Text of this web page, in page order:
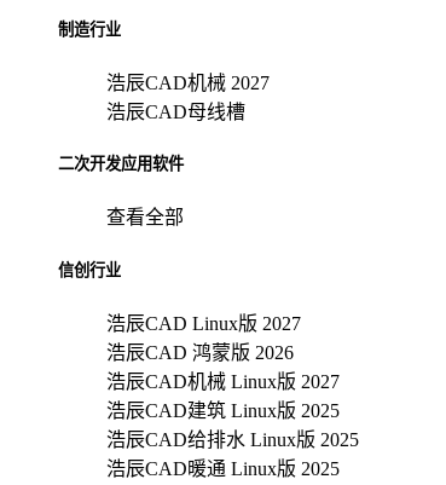
制造行业
浩辰CAD机械 2027
浩辰CAD母线槽
二次开发应用软件
查看全部
信创行业
浩辰CAD Linux版 2027
浩辰CAD 鸿蒙版 2026
浩辰CAD机械 Linux版 2027
浩辰CAD建筑 Linux版 2025
浩辰CAD给排水 Linux版 2025
浩辰CAD暖通 Linux版 2025